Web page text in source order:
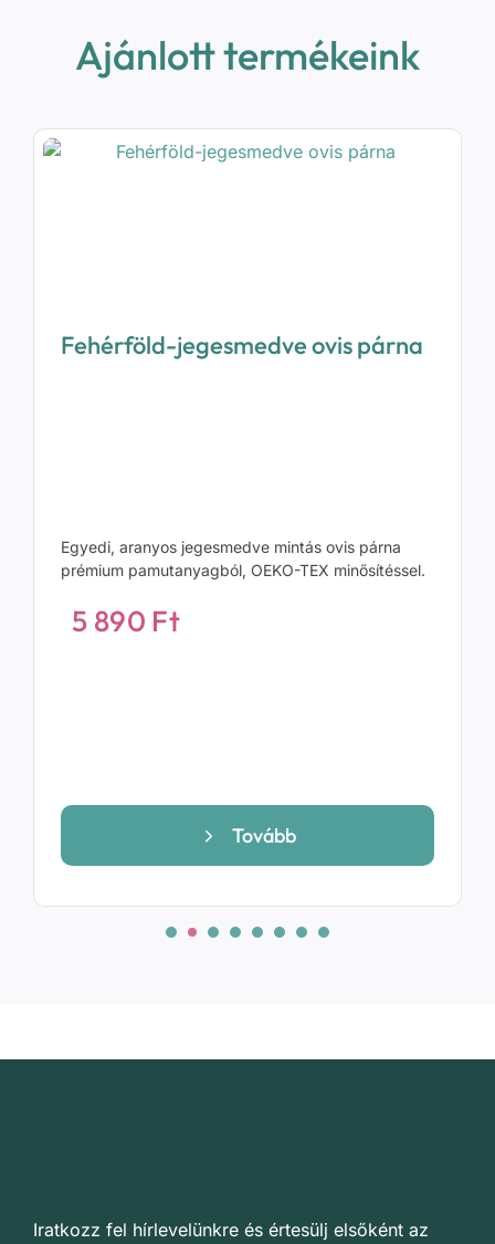
Ajánlott termékeink
Fehérföld-jegesmedve ovis párna
Egyedi, aranyos jegesmedve mintás ovis párna
prémium pamutanyagból, OEKO-TEX minősítéssel.
5 890 Ft
Tovább
Iratkozz fel hírlevelünkre és értesülj elsőként az